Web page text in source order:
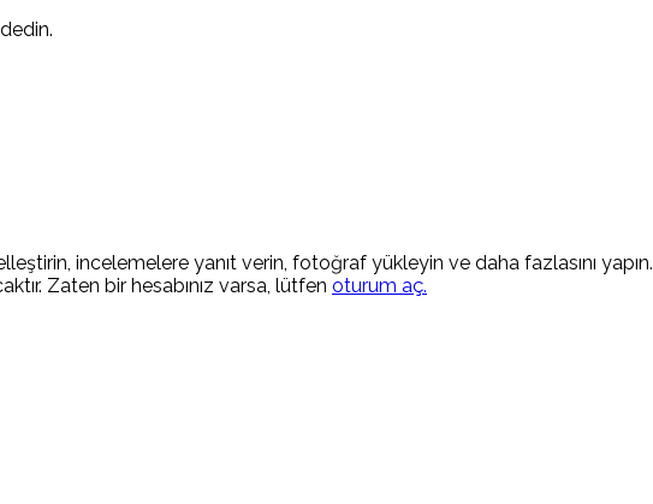
incelemelere yanıt verin, fotoğraf yükleyin ve daha fazlasını yapın.
Zaten bir hesabınız varsa, lütfen oturum aç.